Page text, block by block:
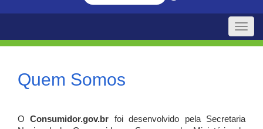
Toggle
Quem Somos
OConsumidor.gov.br
foi desenvolvido pela Secretaria